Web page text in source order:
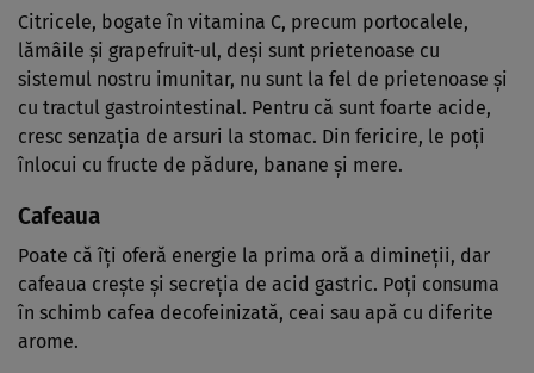
Citricele, bogate în vitamina C, precum portocalele,
lămâile și grapefruit-ul, deși sunt prietenoase cu
sistemul nostru imunitar, nu sunt la fel de prietenoase și
cu tractul gastrointestinal. Pentru că sunt foarte acide,
cresc senzația de arsuri la stomac. Din fericire, le poți
înlocui cu fructe de pădure, banane și mere.
Cafeaua
Poate că îți oferă energie la prima oră a dimineții, dar
cafeaua crește și secreția de acid gastric. Poți consuma
în schimb cafea decofeinizată, ceai sau apă cu diferite
arome.